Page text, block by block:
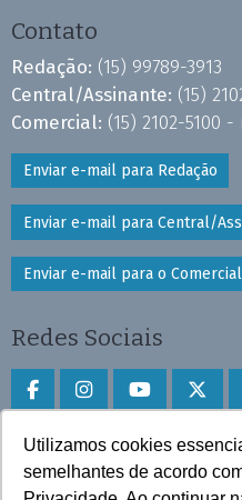
Utilizamos cookies
semelhantes de acordo
Contato
Redação: (15) 99789-3913
Central/Assinante: (15)
Comercial: (15) 2102-5100
Enviar e-mail para Redação
Enviar e-mail para Central/
Enviar e-mail para o Comercial
Redes Sociais
Faça download do